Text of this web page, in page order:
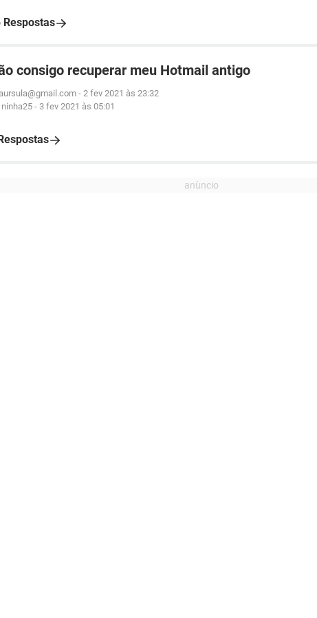
Respostas
consigo recuperar meu Hotmail antigo
- 2 fev 2021 às 23:32
ninha25 - 3 fev 2021 às 05:01